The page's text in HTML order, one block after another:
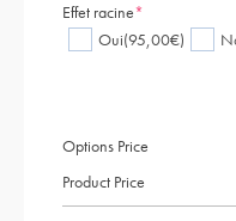
Effet racine*
Oui(95,00€)
Options Price
Product Price